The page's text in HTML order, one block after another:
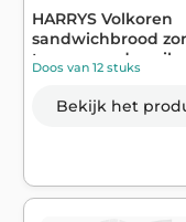
HARRYS Volkoren
sandwichbrood
toegevoegde suik...
Doos van 12 stuks
Bekijk het